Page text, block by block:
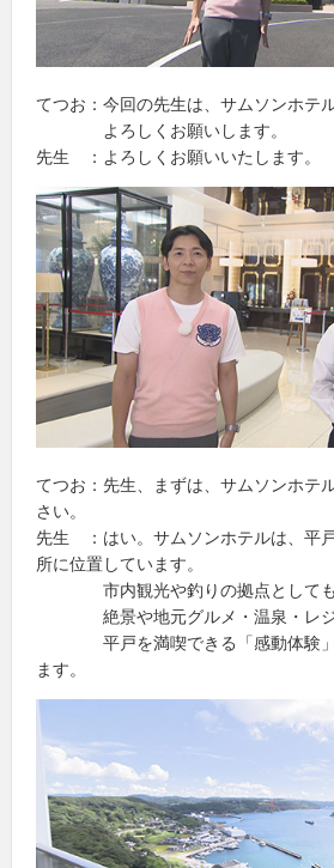
てつお：今回の先生は、サムソンホテ
よろしくお願いします。
先生 ：よろしくお願いいたします。
てつお：先生、まずは、サムソンホテ
さい。
先生 ：はい。サムソンホテルは、平
所に位置しています。
市内観光や釣りの拠点としても
絶景や地元グルメ・温泉・レジ
平戸を満喫できる「感動体験」
ます。